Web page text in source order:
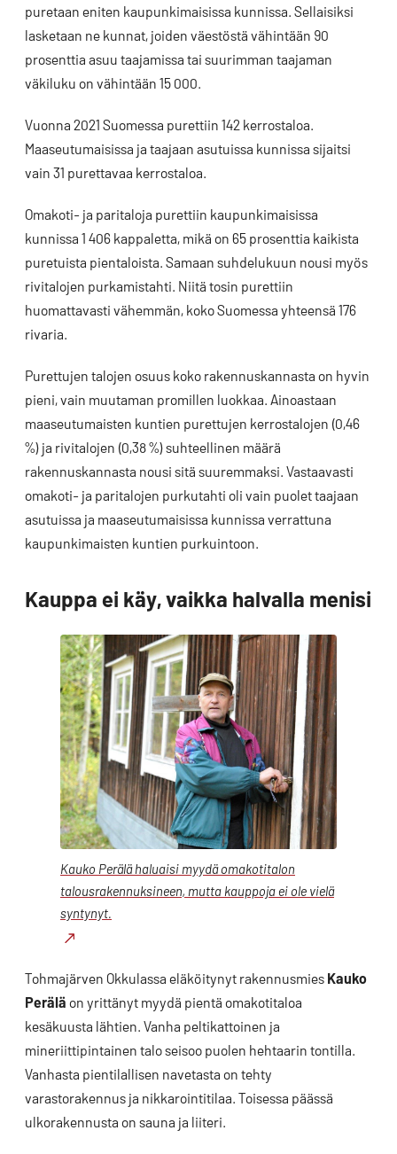
puretaan eniten kaupunkimaisissa kunnissa. Sellaisiksi
lasketaan ne kunnat, joiden väestöstä vähintään 90
prosenttia asuu taajamissa tai suurimman taajaman
väkiluku on vähintään 15 000.
Vuonna 2021 Suomessa purettiin 142 kerrostaloa.
Maaseutumaisissa ja taajaan asutuissa kunnissa sijaitsi
vain 31 purettavaa kerrostaloa.
Omakoti- ja paritaloja purettiin kaupunkimaisissa
kunnissa 1 406 kappaletta, mikä on 65 prosenttia kaikista
puretuista pientaloista. Samaan suhdelukuun nousi myös
rivitalojen purkamistahti. Niitä tosin purettiin
huomattavasti vähemmän, koko Suomessa yhteensä 176
rivaria.
Purettujen talojen osuus koko rakennuskannasta on hyvin
pieni, vain muutaman promillen luokkaa. Ainoastaan
maaseutumaisten kuntien purettujen kerrostalojen (0,46
%) ja rivitalojen (0,38 %) suhteellinen määrä
rakennuskannasta nousi sitä suuremmaksi. Vastaavasti
omakoti- ja paritalojen purkutahti oli vain puolet taajaan
asutuissa ja maaseutumaisissa kunnissa verrattuna
kaupunkimaisten kuntien purkuintoon.
Kauppa ei käy, vaikka halvalla menisi
Kauko Perälä haluaisi myydä omakotitalon
talousrakennuksineen, mutta kauppoja ei ole vielä
syntynyt.
Tohmajärven Okkulassa eläköitynyt rakennusmies Kauko
Perälä on yrittänyt myydä pientä omakotitaloa
kesäkuusta lähtien. Vanha peltikattoinen ja
mineriittipintainen talo seisoo puolen hehtaarin tontilla.
Vanhasta pientilallisen navetasta on tehty
varastorakennus ja nikkarointitilaa. Toisessa päässä
ulkorakennusta on sauna ja liiteri.